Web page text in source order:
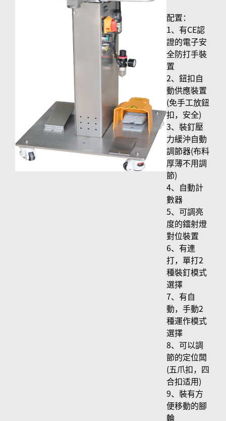
配置：
1、有CE認
證的電子安
全防打手裝
置
2、鈕扣自
動供應裝置
(免手工放鈕
扣，安全)
3、裝釘壓
力緩沖自動
調節器(布料
厚薄不用調
節)
4、自動計
數器
5、可調亮
度的鐳射燈
對位裝置
6、有連
打，單打2
種裝釘模式
選擇
7、有自
動，手動2
種運作模式
選擇
8、可以調
節的定位闆
(五爪扣，四
合扣适用)
9、裝有方
便移動的腳
輪